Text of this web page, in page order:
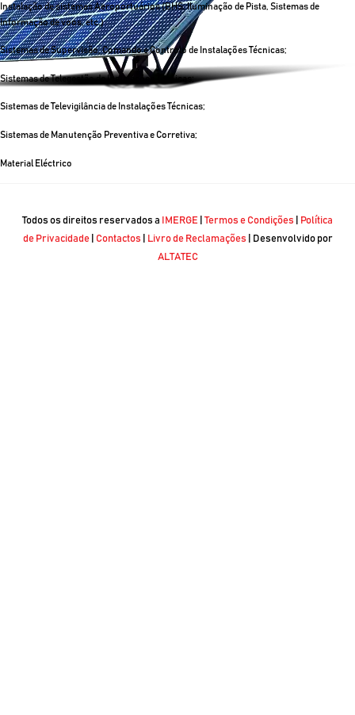
Instalação de sistemas Aeroportuários (BHS, Iluminação de Pista, Sistemas de
Informação de voos, etc.)
Sistemas de Supervisão, Comando e Controlo de Instalações Técnicas;
Sistemas de Telegestão de Instalações Técnicas;
Sistemas de Televigilância de Instalações Técnicas;
Sistemas de Manutenção Preventiva e Corretiva;
Material Eléctrico
Todos os direitos reservados a IMERGE Termos e Condições
Política
de Privacidade| Contactos Livro de Reclamações | Desenvolvido por
ALTATEC